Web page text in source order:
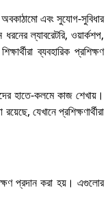
এবং সুযোগ-সুবিধার
ল্যাবরেটরি, ওয়ার্কশপ,
ব্যবহারিক প্রশিক্ষণ
হাতে-কলমে কাজ শেখায়।
যেখানে প্রশিক্ষণার্থীরা
প্রদান করা হয়। এগুলোর